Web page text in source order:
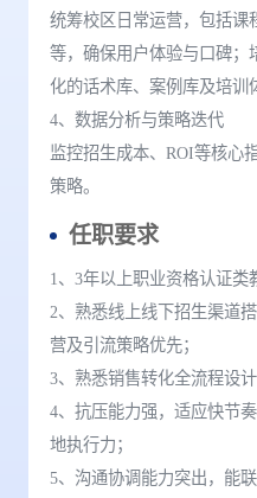
统筹校区日常运营，包括
等，确保用户体验与口碑
化的话术库、案例库及培训
4、数据分析与策略迭代
监控招生成本、ROI等核心
策略。
任职要求
1、3年以上职业资格认证类
2、熟悉线上线下招生渠道
营及引流策略优先；
3、熟悉销售转化全流程设
4、抗压能力强，适应快节
地执行力；
5、沟通协调能力突出，能